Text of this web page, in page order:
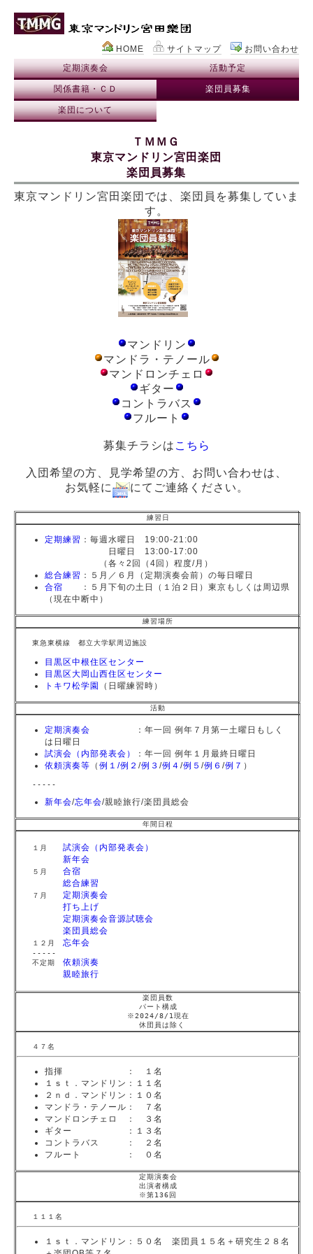
お問い合わせ
サイトマップ
HOME
定期演奏会
活動予定
関係書籍・ＣＤ 楽団員募集
楽団について
ＴＭＭＧ
東京マンドリン宮田楽団
楽団員募集
東京マンドリン宮田楽団では、楽団員を募集していま
す。
マンドリン
マンドラ・テノール
マンドロンチェロ
ギター
コントラバス
フルート
募集チラシは こちら
入団希望の方、見学希望の方、お問い合わせは、
お気軽に
にてご連絡ください。
練習日
定期練習 ：毎週水曜日 19:00-21:00
日曜日 13:00-17:00
（各々2回（4回）程度/月）
総合練習 ：５月／６月（定期演奏会前）の毎日曜日
合宿 ：５月下旬の土日（１泊２日）東京もしくは周辺県
（現在中断中）
練習場所
東急東横線 都立大学駅周辺施設
目黒区中根住区センター
目黒区大岡山西住区センター
トキワ松学園
（日曜練習時）
活動
定期演奏会 ：年一回 例年７月第一土曜日もしく
は日曜日
試演会（内部発表会）
：年一回 例年１月最終日曜日
依頼演奏等 （ 例１/例２ /例３ /例４ /例５ /例６ /例７ ）
-----
新年会/忘年会/親睦旅行/楽団員総会
年間日程
１月 試演会（内部発表会）
新年会
５月 合宿
総合練習
７月 定期演奏会
打ち上げ
定期演奏会音源試聴会
楽団員総会
１２月 忘年会
-----
不定期 依頼演奏
親睦旅行
楽団員数
パート構成
※2024/8/1現在
休団員は除く
４７名
指揮 ： １名
１ｓｔ．マンドリン：１１名
２ｎｄ．マンドリン：１０名
マンドラ・テノール： ７名
マンドロンチェロ ： ３名
ギター ：１３名
コントラバス ： ２名
フルート ： ０名
定期演奏会
出演者構成
※第136回
１１１名
１ｓｔ．マンドリン：５０名 楽団員１５名＋研究生２８名